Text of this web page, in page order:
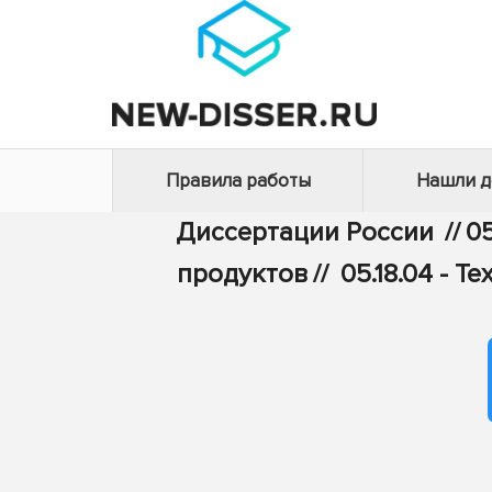
Правила работы Нашли
Диссертации России //
продуктов// 05.18.04 -